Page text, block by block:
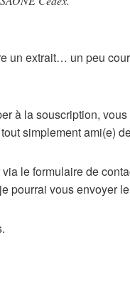
un extrait… un peu
à la souscription,
tout simplement ami(e)
le formulaire de
pourrai vous envoyer